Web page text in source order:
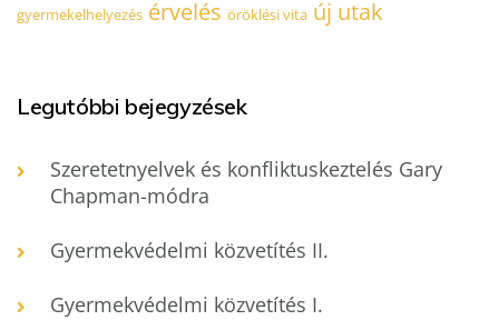
gyermekelhelyezés érvelés öröklési vita új utak
Legutóbbi bejegyzések
Szeretetnyelvek és konfliktuskeztelés Gary
Chapman-módra
Gyermekvédelmi közvetítés II.
Gyermekvédelmi közvetítés I.